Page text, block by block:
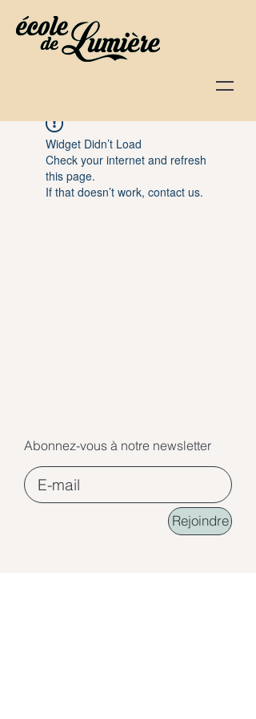
Widget Didn’t Load
Check your internet and refresh
this page.
If that doesn’t work, contact us.
Abonnez-vous à notre newsletter
Rejoindre